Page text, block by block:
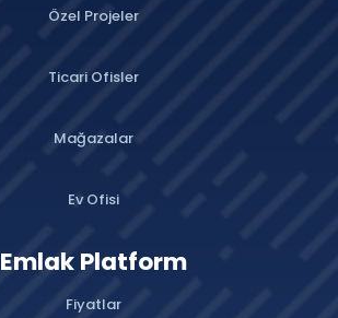
Özel Projeler
Ticari Ofisler
Mağazalar
Ev Ofisi
Emlak Platform
Fiyatlar